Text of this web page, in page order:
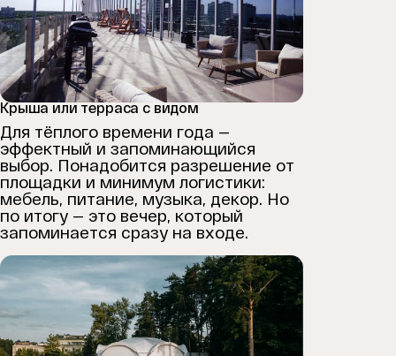
Крыша или терраса с видом
Для тёплого времени года —
эффектный и запоминающийся
выбор. Понадобится разрешение от
площадки и минимум логистики:
мебель, питание, музыка, декор. Но
по итогу — это вечер, который
запоминается сразу на входе.